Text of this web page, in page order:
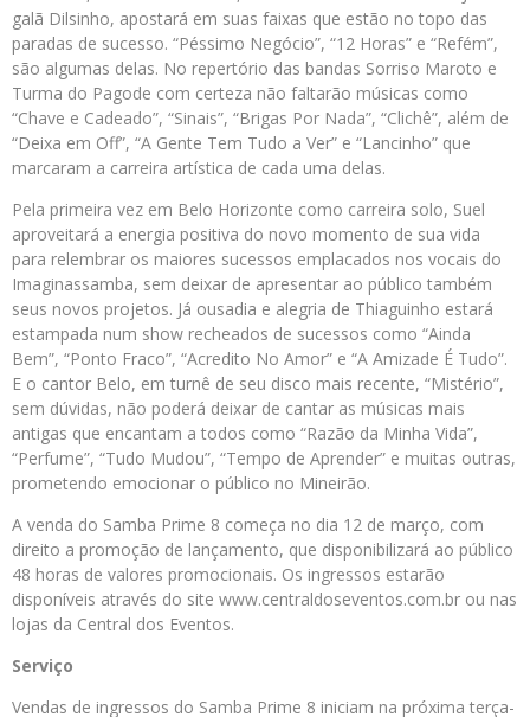
galã Dilsinho, apostará em suas faixas que estão no topo das
paradas de sucesso. “Péssimo Negócio”, “12 Horas” e “Refém”,
são algumas delas. No repertório das bandas Sorriso Maroto e
Turma do Pagode com certeza não faltarão músicas como
“Chave e Cadeado”, “Sinais”, “Brigas Por Nada”, “Clichê”, além de
“Deixa em Off”, “A Gente Tem Tudo a Ver” e “Lancinho” que
marcaram a carreira artística de cada uma delas.
Pela primeira vez em Belo Horizonte como carreira solo, Suel
aproveitará a energia positiva do novo momento de sua vida
para relembrar os maiores sucessos emplacados nos vocais do
Imaginassamba, sem deixar de apresentar ao público também
seus novos projetos. Já ousadia e alegria de Thiaguinho estará
estampada num show recheados de sucessos como “Ainda
Bem”, “Ponto Fraco”, “Acredito No Amor” e “A Amizade É Tudo”.
E o cantor Belo, em turnê de seu disco mais recente, “Mistério”,
sem dúvidas, não poderá deixar de cantar as músicas mais
antigas que encantam a todos como “Razão da Minha Vida”,
“Perfume”, “Tudo Mudou”, “Tempo de Aprender” e muitas outras,
prometendo emocionar o público no Mineirão.
A venda do Samba Prime 8 começa no dia 12 de março, com
direito a promoção de lançamento, que disponibilizará ao público
48 horas de valores promocionais. Os ingressos estarão
disponíveis através do site www.centraldoseventos.com.br ou nas
lojas da Central dos Eventos.
Serviço
Vendas de ingressos do Samba Prime 8 iniciam na próxima terça-